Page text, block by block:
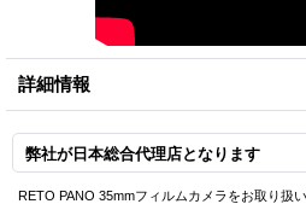
詳細情報
弊社が日本総合代理店となります
RETO PANO 35mmフィルムカメラをお取り扱